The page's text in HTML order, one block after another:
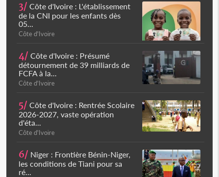
3/ Côte d'Ivoire : L'établissement
de la CNI pour les enfants dès
05...
Côte d'Ivoire
4/ Côte d'Ivoire : Présumé
détournement de 39 milliards de
FCFA à la...
Côte d'Ivoire
5/ Côte d'Ivoire : Rentrée Scolaire
2026-2027, vaste opération
d'éta...
Côte d'Ivoire
6/ Niger : Frontière Bénin-Niger,
les conditions de Tiani pour sa
ré...